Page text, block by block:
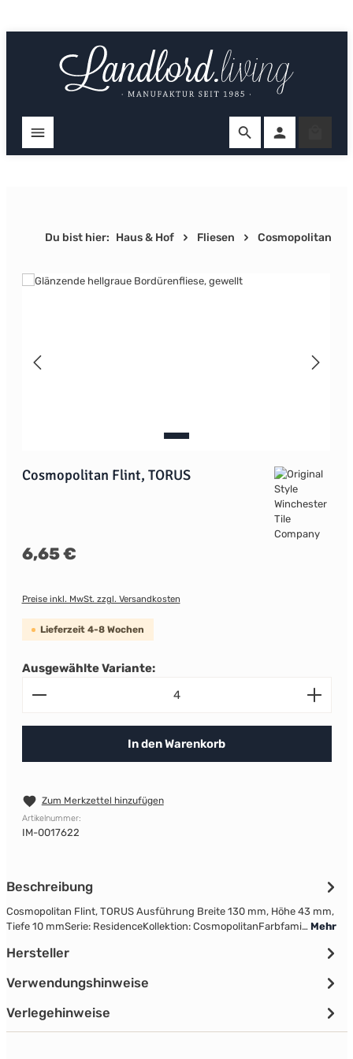
Du bist hier: Haus & Hof Fliesen Cosmopolitan
Bildergalerie überspringen
Cosmopolitan Flint, TORUS
Regulärer Preis:
6,65 €
Preise inkl. MwSt. zzgl. Versandkosten
Lieferzeit 4-8 Wochen
Ausgewählte Variante:
Produkt Anzahl: Gib den gewünschten Wert ein
In den Warenkorb
Zum Merkzettel hinzufügen
Artikelnummer:
IM-0017622
Beschreibung
Cosmopolitan Flint, TORUS Ausführung Breite 130 mm, Höhe 43 mm,
Tiefe 10 mmSerie: ResidenceKollektion: CosmopolitanFarbfami… Mehr
Hersteller
Verwendungshinweise
Verlegehinweise